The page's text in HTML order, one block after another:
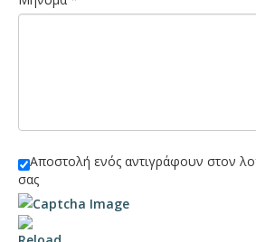
Αποστολή ενός αντιγράφουν στον
σας